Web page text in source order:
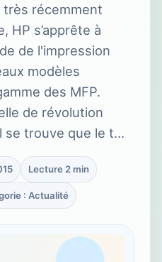
très récemment
HP s’apprête à
de l'impression
modèles
des MFP.
de révolution
se trouve que le t…
Lecture 2 min
: Actualité